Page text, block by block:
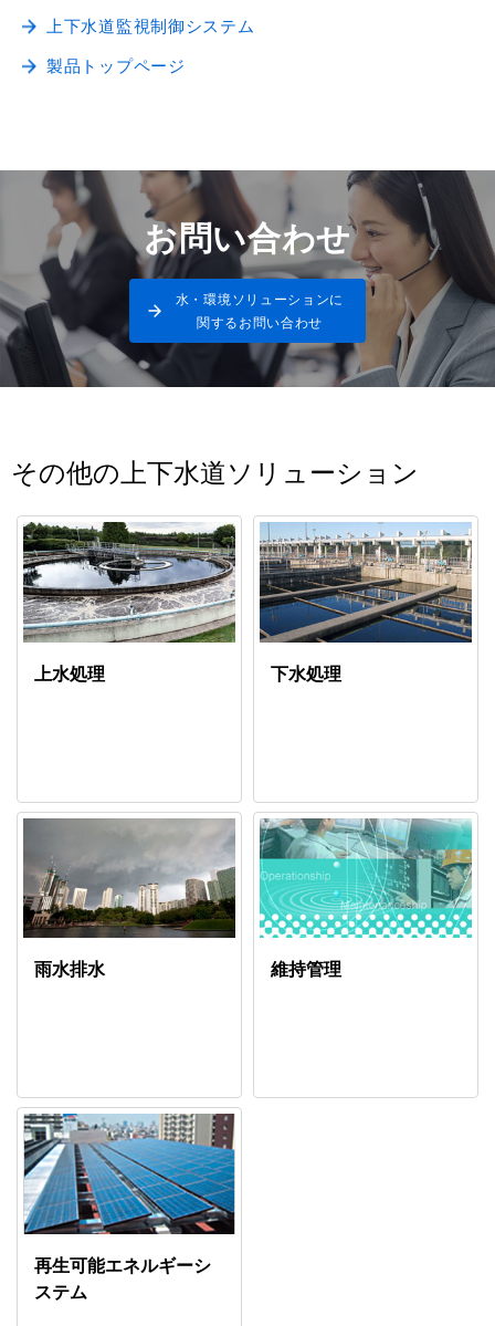
上下水道監視制御システム
製品トップページ
お問い合わせ
水・環境ソリューションに
関するお問い合わせ
その他の上下水道ソリューション
上水処理 下水処理
雨水排水 維持管理
再生可能エネルギーシ
ステム